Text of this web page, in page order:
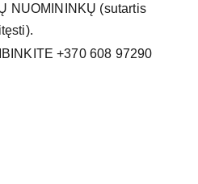
NUOMININKŲ (sutartis
+370 608 97290